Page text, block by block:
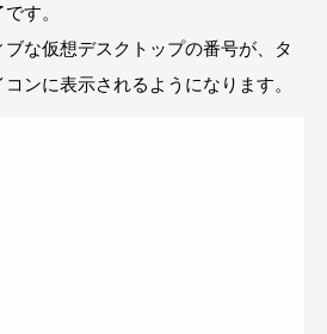
す。
ブな仮想デスクトップの番号が、タ
ンに表示されるようになります。